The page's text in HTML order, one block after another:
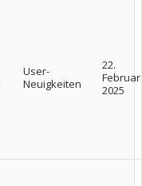
User-
Neuigkeiten
22.
Februar
2025